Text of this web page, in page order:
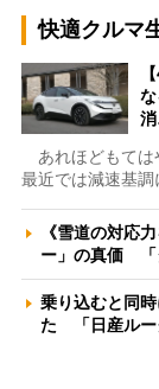
快適クルマ
あれほどもては
最近では減速基
《雪道の対応
ー」の真価 「
乗り込むと同
た 「日産ルー